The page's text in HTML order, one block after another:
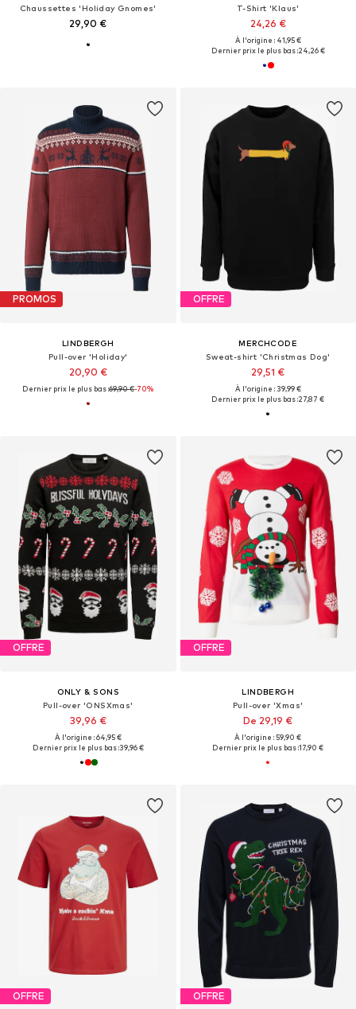
Chaussettes 'Holiday Gnomes'
29,90 €
T-Shirt 'Klaus'
24,26 €
À l'origine : 41,95 €
Dernier prix le plus bas :24,26 €
PROMOS
LINDBERGH
Pull-over 'Holiday'
20,90 €
Dernier prix le plus bas :69,90 €-70%
OFFRE
MERCHCODE
Sweat-shirt 'Christmas Dog'
29,51 €
À l'origine : 39,99 €
Dernier prix le plus bas :27,87 €
OFFRE
ONLY & SONS
Pull-over 'ONSXmas'
39,96 €
À l'origine : 64,95 €
Dernier prix le plus bas :39,96 €
OFFRE
LINDBERGH
Pull-over 'Xmas'
De 29,19 €
À l'origine : 59,90 €
Dernier prix le plus bas :17,90 €
OFFRE OFFRE